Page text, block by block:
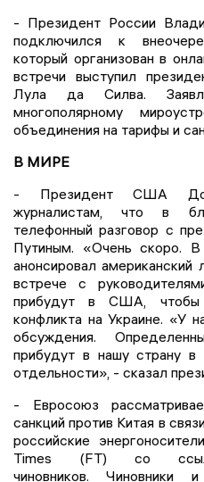
- Президент России
подключился к
который организован в
встречи выступил
Лула да Силва.
многополярному
объединения на тарифы и
В МИРЕ
- Президент США
журналистам, что в
телефонный разговор с
Путиным. «Очень скоро.
анонсировал
встрече с
прибудут в США, чтобы
конфликта на Украине. «У
обсуждения.
прибудут в нашу страну в
отдельности», - сказал
- Евросоюз
санкций против Китая в
российские
Times (FT) со
чиновников.